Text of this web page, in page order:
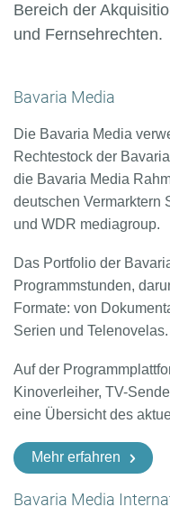
Bereich der
und Fernsehrechten.
Bavaria Media
Die Bavaria Media
Rechtestock der
die Bavaria Media
deutschen Vermarktern
und WDR mediagroup.
Das Portfolio der
Programmstunden,
Formate: von
Serien und Telenovelas.
Auf der
Kinoverleiher, TV-
eine Übersicht des
Mehr erfahren
Bavaria Media